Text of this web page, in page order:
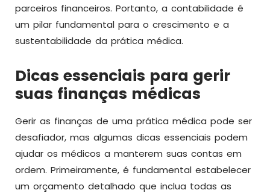
parceiros financeiros. Portanto, a contabilidade é
um pilar fundamental para o crescimento e a
sustentabilidade da prática médica.
Dicas essenciais para gerir
suas finanças médicas
Gerir as finanças de uma prática médica pode ser
desafiador, mas algumas dicas essenciais podem
ajudar os médicos a manterem suas contas em
ordem. Primeiramente, é fundamental estabelecer
um orçamento detalhado que inclua todas as